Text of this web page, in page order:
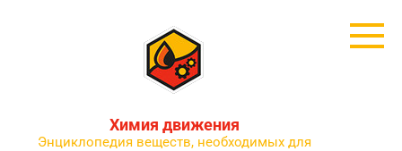
Химия движения
Энциклопедия веществ, необходимых для